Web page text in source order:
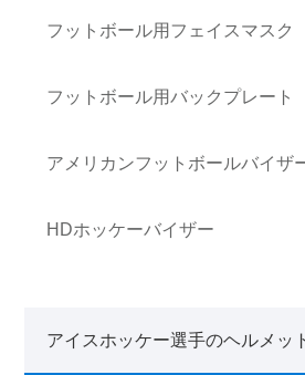
フットボール用フェイスマスク
フットボール用バックプレート
アメリカンフットボールバイザ
HDホッケーバイザー
アイスホッケー選手のヘルメッ